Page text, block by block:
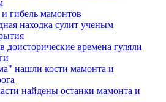
гибель мамонтов
находка сулит ученым
времена гуляли
нашли кости мамонта и
найдены останки мамонта и